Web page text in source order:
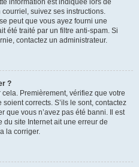
information est indiquée lors de
courriel, suivez ses instructions.
peut que vous ayez fourni une
été traité par un filtre anti-spam. Si
contactez un administrateur.
?
Premièrement, vérifiez que votre
corrects. S’ils le sont, contactez
que vous n’avez pas été banni. Il est
site Internet ait une erreur de
la corriger.